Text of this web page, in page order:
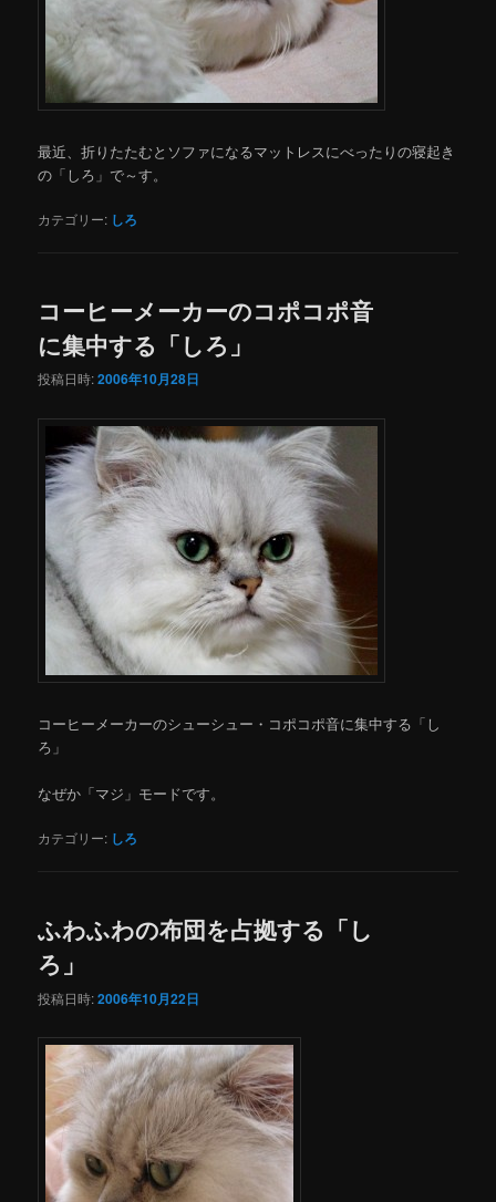
最近、折りたたむとソファになるマットレスにべったりの寝起き
の「しろ」で～す。
カテゴリー: しろ
コーヒーメーカーのコポコポ音
に集中する「しろ」
投稿日時:2006年10月28日
コーヒーメーカーのシューシュー・コポコポ音に集中する「し
ろ」
なぜか「マジ」モードです。
カテゴリー: しろ
ふわふわの布団を占拠する「し
ろ」
投稿日時:2006年10月22日